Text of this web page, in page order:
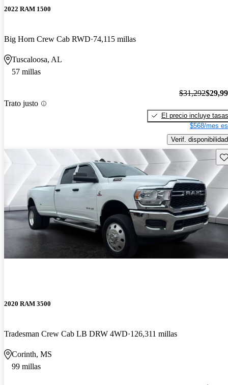
2022 RAM 1500
Big Horn Crew Cab RWD 74,115 millas
Tuscaloosa, AL
57 millas
Trato justo
$31,292
El precio incluye tasas
$568/mes
Verif. disponibilidad
2020 RAM 3500
Tradesman Crew Cab LB DRW 4WD 126,311 millas
Corinth, MS
99 millas